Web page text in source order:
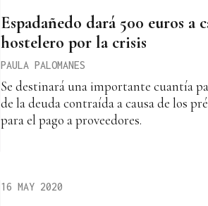
Espadañedo dará 500 euros a
hostelero por la crisis
PAULA PALOMANES
Se destinará una importante cuantía
de la deuda contraída a causa de los
para el pago a proveedores.
16 MAY 2020